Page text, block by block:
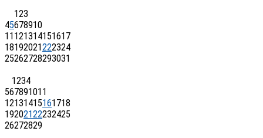
123
45678910
11 121314151617
18192021222324
25262728293031
1234
567891011
12131415161718
19202122232425
26272829